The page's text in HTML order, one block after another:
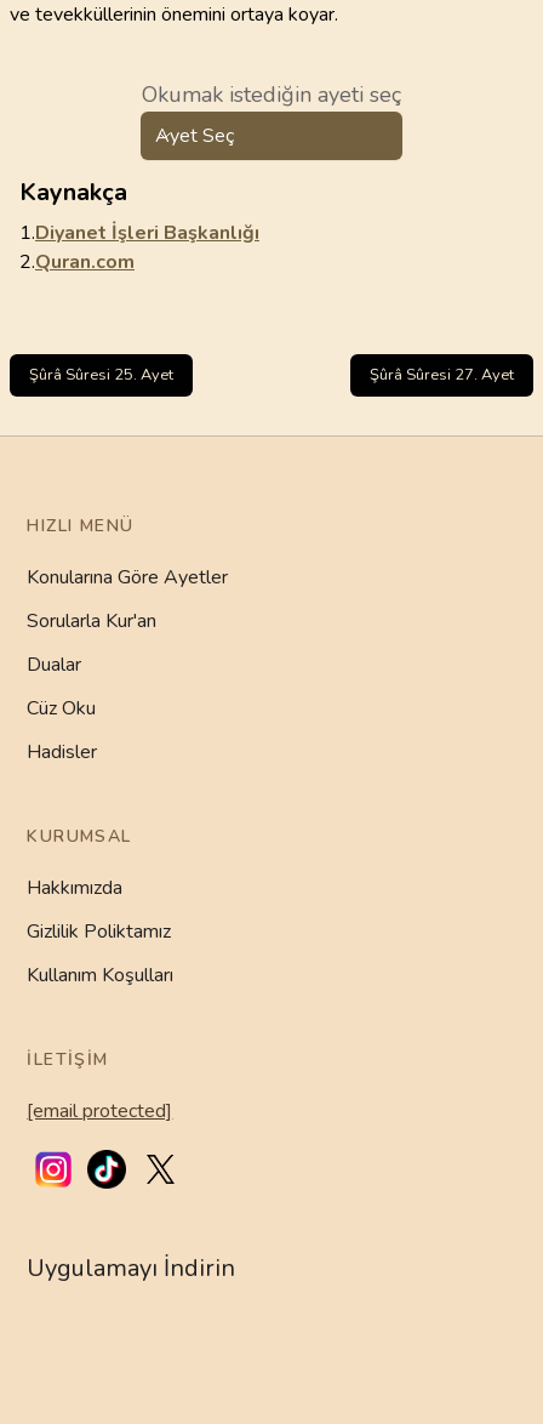
ve tevekküllerinin önemini ortaya koyar.
Okumak istediğin ayeti seç
Ayet Seç
Kaynakça
1.Diyanet İşleri Başkanlığı
2.Quran.com
Şûrâ Sûresi 25. Ayet Şûrâ Sûresi 27. Ayet
HIZLI MENÜ
Konularına Göre Ayetler
Sorularla Kur'an
Dualar
Cüz Oku
Hadisler
KURUMSAL
Hakkımızda
Gizlilik Poliktamız
Kullanım Koşulları
İLETIŞIM
[email protected]
Uygulamayı İndirin